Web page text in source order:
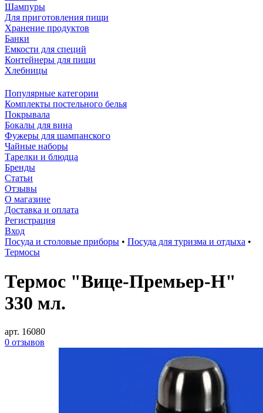
Шампуры
Для приготовления пищи
Хранение продуктов
Банки
Емкости для специй
Контейнеры для пищи
Хлебницы
Популярные категории
Комплекты постельного белья
Покрывала
Бокалы для вина
Фужеры для шампанского
Чайные наборы
Тарелки и блюдца
Бренды
Статьи
Отзывы
О магазине
Доставка и оплата
Регистрация
Вход
Посуда и столовые приборы • Посуда для туризма и отдыха •
Термосы
Термос "Вице-Премьер-Н"
330 мл.
арт. 16080
0 отзывов